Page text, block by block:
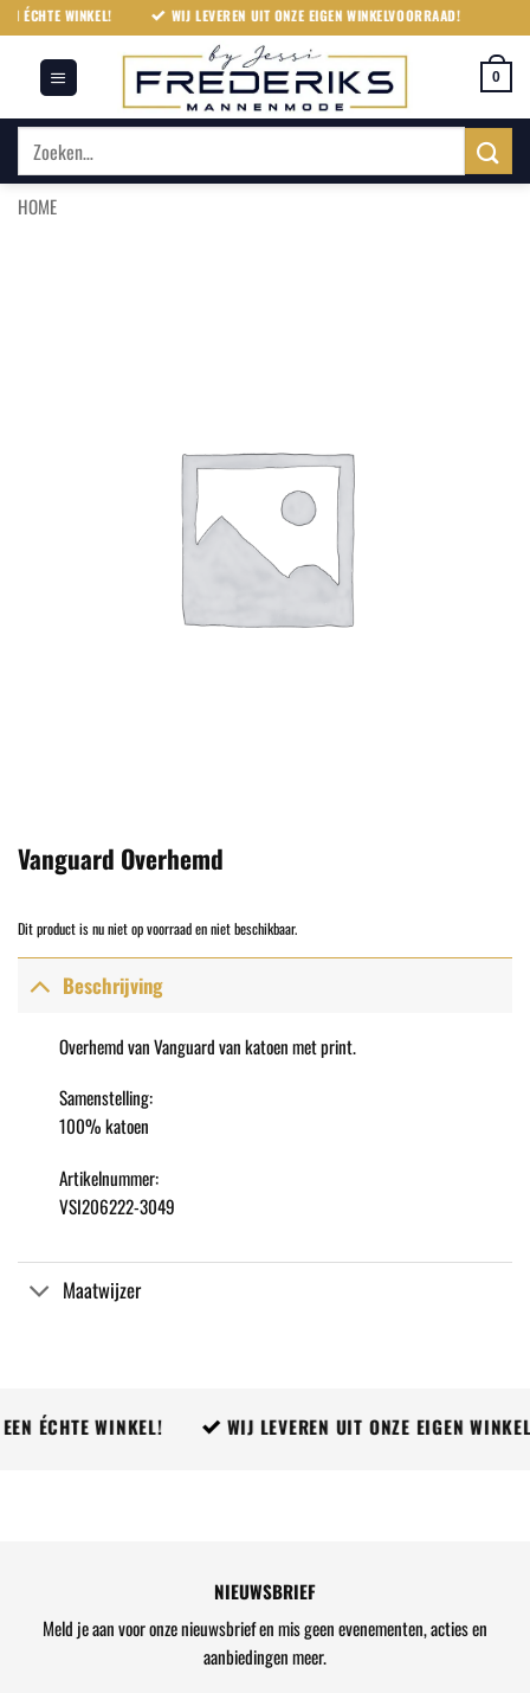
naar
inhoud
ÉCHTE WINKEL! WIJ LEVEREN UIT ONZE EIGEN WINKELVOORRAAD!
0
Zoeken
naar:
HOME
Vanguard Overhemd
Dit product is nu niet op voorraad en niet beschikbaar.
Beschrijving
Overhemd van Vanguard van katoen met print.
Samenstelling:
100% katoen
Artikelnummer:
VSI206222-3049
Maatwijzer
ÉCHTE WINKEL! WIJ LEVEREN UIT ONZE EIGEN
NIEUWSBRIEF
Meld je aan voor onze nieuwsbrief en mis geen evenementen, acties en
aanbiedingen meer.